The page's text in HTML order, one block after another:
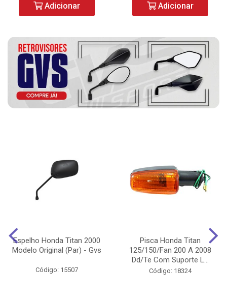
Adicionar Adicionar
Espelho Honda Titan 2000
Modelo Original (Par) - Gvs
Código: 15507
Pisca Honda Titan
125/150/Fan 200 A 2008
Dd/Te Com Suporte L...
Código: 18324